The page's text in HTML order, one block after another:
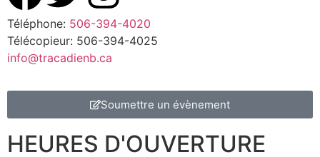
Téléphone: 506-394-4020
Télécopieur: 506-394-4025
info@tracadienb.ca
Soumettre un évènement
HEURES D'OUVERTURE